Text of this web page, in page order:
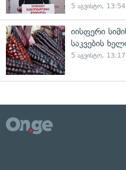
5 აგვისტო, 13:54
იისფერი
საკვების
5 აგვისტო, 13:17